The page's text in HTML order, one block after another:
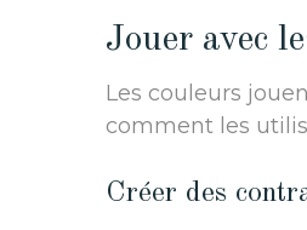
Jouer avec
Les couleurs
comment les
Créer des